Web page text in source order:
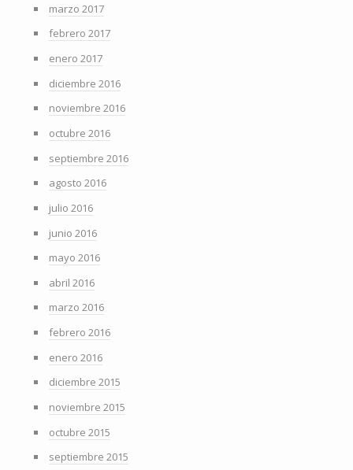
marzo 2017
febrero 2017
enero 2017
diciembre 2016
noviembre 2016
octubre 2016
septiembre 2016
agosto 2016
julio 2016
junio 2016
mayo 2016
abril 2016
marzo 2016
febrero 2016
enero 2016
diciembre 2015
noviembre 2015
octubre 2015
septiembre 2015